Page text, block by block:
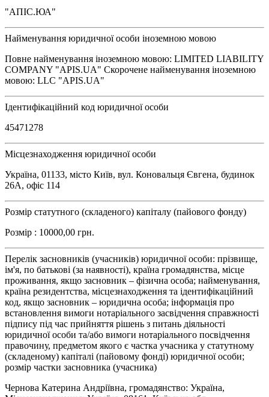
"АПІС.ЮА"
Найменування юридичної особи іноземною мовою
Повне найменування іноземною мовою: LIMITED LIABILITY
COMPANY "APIS.UA" Скорочене найменування іноземною
мовою: LLC "APIS.UA"
Ідентифікаційний код юридичної особи
45471278
Місцезнаходження юридичної особи
Україна, 01133, місто Київ, вул. Коновальця Євгена, будинок
26А, офіс 114
Розмір статутного (складеного) капіталу (пайового фонду)
Розмір : 10000,00 грн.
Перелік засновників (учасників) юридичної особи: прізвище,
ім'я, по батькові (за наявності), країна громадянства, місце
проживання, якщо засновник – фізична особа; найменування,
країна резидентства, місцезнаходження та ідентифікаційний
код, якщо засновник – юридична особа; інформація про
встановлення вимоги нотаріального засвідчення справжності
підпису під час прийняття рішень з питань діяльності
юридичної особи та/або вимоги нотаріального посвідчення
правочину, предметом якого є частка учасника у статутному
(складеному) капіталі (пайовому фонді) юридичної особи;
розмір частки засновника (учасника)
Чернова Катерина Андріївна, громадянство: Україна,